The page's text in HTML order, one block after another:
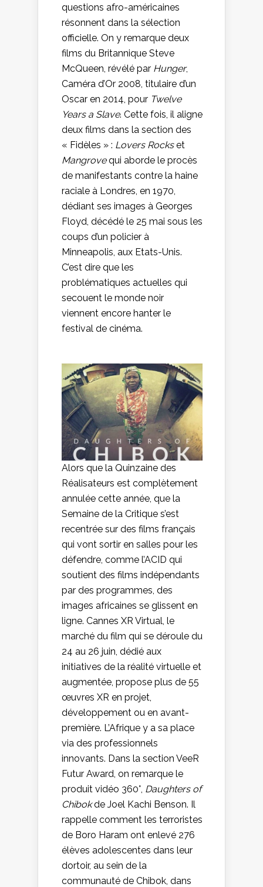
questions afro-américaines
résonnent dans la sélection
officielle. On y remarque deux
films du Britannique Steve
McQueen, révélé par Hunger,
Caméra d’Or 2008, titulaire d’un
Oscar en 2014, pour Twelve
Years a Slave. Cette fois, il aligne
deux films dans la section des
« Fidèles » : Lovers Rockset
Mangrovequi aborde le procès
de manifestants contre la haine
raciale à Londres, en 1970,
dédiant ses images à Georges
Floyd, décédé le 25 mai sous les
coups d’un policier à
Minneapolis, aux Etats-Unis.
C’est dire que les
problématiques actuelles qui
secouent le monde noir
viennent encore hanter le
festival de cinéma.
Alors que la Quinzaine des
Réalisateurs est complètement
annulée cette année, que la
Semaine de la Critique s’est
recentrée sur des films français
qui vont sortir en salles pour les
défendre, comme l’ACID qui
soutient des films indépendants
par des programmes, des
images africaines se glissent en
ligne. Cannes XR Virtual, le
marché du film qui se déroule du
24 au 26 juin, dédié aux
initiatives de la réalité virtuelle et
augmentée, propose plus de 55
œuvres XR en projet,
développement ou en avant-
première. L’Afrique y a sa place
via des professionnels
innovants. Dans la section VeeR
Futur Award, on remarque le
produit vidéo 360°, Daughters of
Chibokde Joel Kachi Benson. Il
rappelle comment les terroristes
de Boro Haram ont enlevé 276
élèves adolescentes dans leur
dortoir, au sein de la
communauté de Chibok, dans